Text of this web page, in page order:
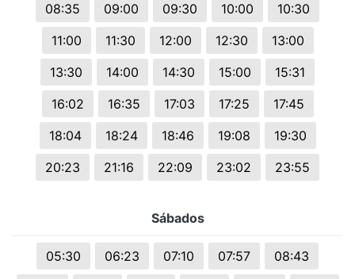
08:35
09:00 09:30 10:00
10:30
11:00
11:30 12:00 12:30
13:00
13:30
14:00 14:30 15:00
15:31
16:02
16:35 17:03 17:25
17:45
18:04
18:24 18:46 19:08
19:30
20:23
21:16 22:09 23:02 23:55
Sábados
05:30 06:23 07:10 07:57
08:43